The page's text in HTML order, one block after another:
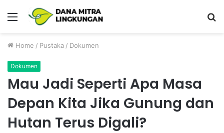
Menu
Home / Pustaka / Dokumen
Dokumen
Mau Jadi Seperti Apa Masa
Depan Kita Jika Gunung dan
Hutan Terus Digali?